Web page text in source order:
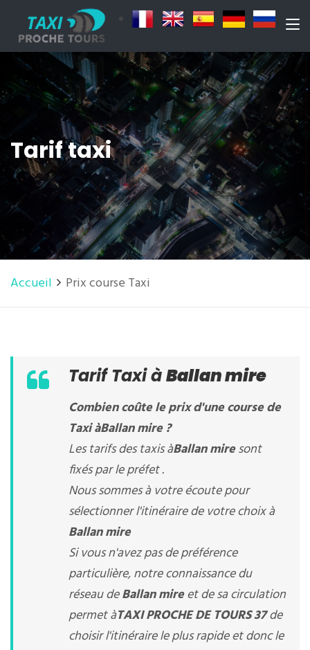
Tarif taxi
Accueil Prix course Taxi
Tarif Taxi àBallan mire
Combien coûte le prix d'une course de
Taxi àBallan mire?
Les tarifs des taxis àBallan miresont
fixés par le préfet .
Nous sommes à votre écoute pour
sélectionner l'itinéraire de votre choix à
Ballan mire
Si vous n'avez pas de préférence
particulière, notre connaissance du
réseau deBallan mireet de sa circulation
permet àTAXI PROCHE DE TOURS 37de
choisir l'itinéraire le plus rapide et donc le